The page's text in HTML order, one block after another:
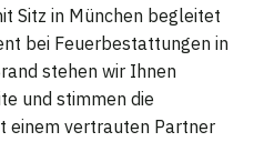
Sitz in München begleitet
bei Feuerbestattungen in
stehen wir Ihnen
und stimmen die
einem vertrauten Partner